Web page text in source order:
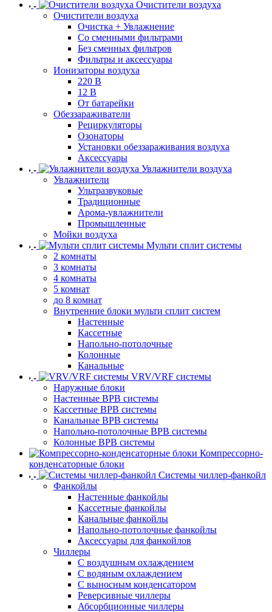
Очистители воздуха
Очистители воздуха
Очистка + Увлажнение
Cо сменными фильтрами
Без сменных фильтров
Фильтры и аксессуары
Ионизаторы воздуха
220 В
12 В
От батарейки
Обеззараживатели
Рециркуляторы
Озонаторы
Установки обеззараживания воздуха
Аксессуары
Увлажнители воздуха
Увлажнители
Ультразвуковые
Традиционные
Арома-увлажнители
Промышленные
Мойки воздуха
Мульти сплит системы
2 комнаты
3 комнаты
4 комнаты
5 комнат
до 8 комнат
Внутренние блоки мульти сплит систем
Настенные
Кассетные
Напольно-потолочные
Колонные
Канальные
VRV/VRF системы
Наружные блоки
Настенные ВРВ системы
Кассетные ВРВ системы
Канальные ВРВ системы
Напольно-потолочные ВРВ системы
Колонные ВРВ системы
Компрессорно-
конденсаторные блоки
Системы чиллер-фанкойл
Фанкойлы
Настенные фанкойлы
Кассетные фанкойлы
Канальные фанкойлы
Напольно-потолочные фанкойлы
Аксессуары для фанкойлов
Чиллеры
С воздушным охлаждением
С водяным охлаждением
С выносным конденсатором
Реверсивные чиллеры
Абсорбционные чиллеры